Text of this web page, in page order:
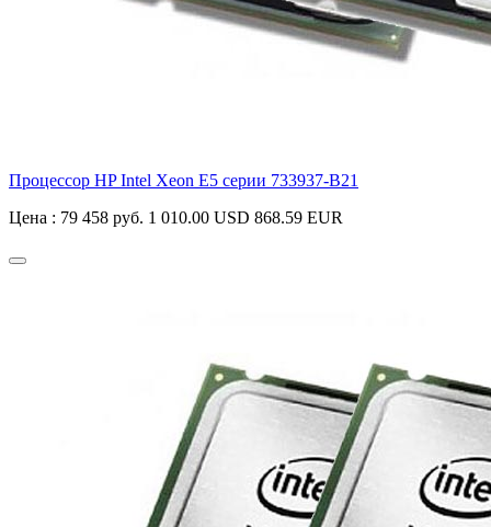
Процессор HP Intel Xeon E5 серии 733937-B21
Цена : 79 458 руб. 1 010.00 USD 868.59 EUR